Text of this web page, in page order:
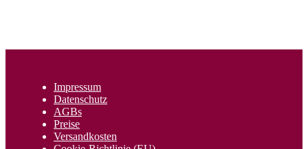
Impressum
Datenschutz
AGBs
Preise
Versandkosten